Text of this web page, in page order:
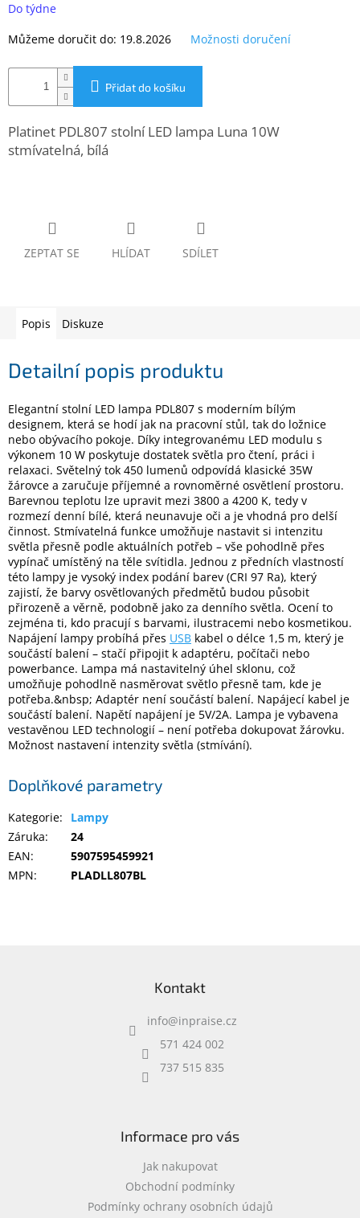
Autorizované
záruk
pojištění
ESSOX
sport
Dílna
Velké
spotřebiče
Počítače
a
notebooky
Elektronika
Domácnost
%
Black
Friday
VÝPRODEJ
TONERY
CARTRIDGE
OEM
Sestavy
počítačů
cena:
Do týdne
Můžeme doručit do: 19.8.2026 Možnosti doručení
Přidat do košíku
Platinet PDL807 stolní LED lampa Luna 10W
stmívatelná, bílá
ZEPTAT SE HLÍDAT SDÍLET
Popis Diskuze
Detailní popis produktu
Elegantní stolní LED lampa PDL807 s moderním bílým
designem, která se hodí jak na pracovní stůl, tak do ložnice
nebo obývacího pokoje. Díky integrovanému LED modulu s
výkonem 10 W poskytuje dostatek světla pro čtení, práci i
relaxaci. Světelný tok 450 lumenů odpovídá klasické 35W
žárovce a zaručuje příjemné a rovnoměrné osvětlení prostoru.
Barevnou teplotu lze upravit mezi 3800 a 4200 K, tedy v
rozmezí denní bílé, která neunavuje oči a je vhodná pro delší
činnost. Stmívatelná funkce umožňuje nastavit si intenzitu
světla přesně podle aktuálních potřeb – vše pohodlně přes
vypínač umístěný na těle svítidla. Jednou z předních vlastností
této lampy je vysoký index podání barev (CRI 97 Ra), který
zajistí, že barvy osvětlovaných předmětů budou působit
přirozeně a věrně, podobně jako za denního světla. Ocení to
zejména ti, kdo pracují s barvami, ilustracemi nebo kosmetikou.
Napájení lampy probíhá přes USB kabel o délce 1,5 m, který je
součástí balení – stačí připojit k adaptéru, počítači nebo
powerbance. Lampa má nastavitelný úhel sklonu, což
umožňuje pohodlně nasměrovat světlo přesně tam, kde je
potřeba.&nbsp; Adaptér není součástí balení. Napájecí kabel je
součástí balení. Napětí napájení je 5V/2A. Lampa je vybavena
vestavěnou LED technologií – není potřeba dokupovat žárovku.
Možnost nastavení intenzity světla (stmívání).
Doplňkové parametry
Kategorie:
Lampy
Záruka:
24
EAN:
5907595459921
MPN: PLADLL807BL
Kontakt
info@inpraise.cz
571 424 002
737 515 835
Informace pro vás
Jak nakupovat
Obchodní podmínky
Podmínky ochrany osobních údajů